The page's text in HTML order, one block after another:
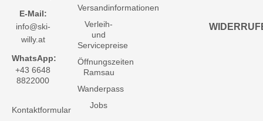
E-Mail:
info@ski-
willy.at
WhatsApp:
+43 6648
8822000
Kontaktformular
Versandinformationen
Verleih-
und
Servicepreise
Öffnungszeiten
Ramsau
Wanderpass
Jobs